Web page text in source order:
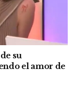
su
el amor de